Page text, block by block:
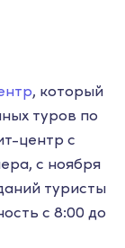
, который
туров по
центр с
с ноября
туристы
с 8:00 до